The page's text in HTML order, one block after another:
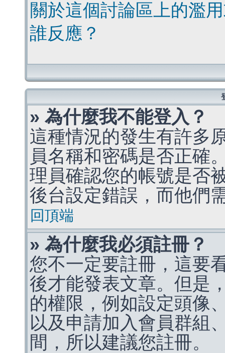
關於這個討論區上的濫
誰反應？
» 為什麼我不能登入？
這種情況的發生有許多
員名稱和密碼是否正確
理員確認您的帳號是否
後台設定錯誤，而他們
回頂端
» 為什麼我必須註冊？
您不一定要註冊，這要
後才能發表文章。但是
的權限，例如設定頭像
以及申請加入會員群組
間，所以建議您註冊。